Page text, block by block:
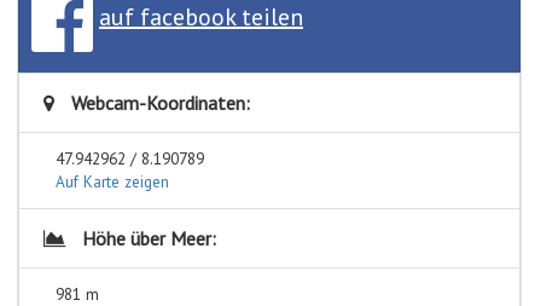
auf facebook teilen
Webcam-Koordinaten:
47.942962 / 8.190789
Auf Karte zeigen
Höhe über Meer:
981 m